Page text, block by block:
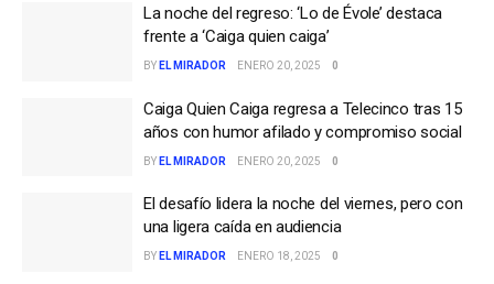
La noche del regreso: ‘Lo de Évole’ destaca
frente a ‘Caiga quien caiga’
BY EL MIRADOR ENERO 20, 2025 0
Caiga Quien Caiga regresa a Telecinco tras 15
años con humor afilado y compromiso social
BY EL MIRADOR ENERO 20, 2025 0
El desafío lidera la noche del viernes, pero con
una ligera caída en audiencia
BY EL MIRADOR ENERO 18, 2025 0